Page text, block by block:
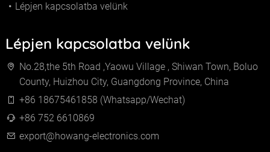
Lépjen kapcsolatba velünk
Lépjen kapcsolatba velünk
No.28,the 5th Road ,Yaowu Village , Shiwan Town, Boluo
County, Huizhou City, Guangdong Province, China
+86 18675461858 (Whatsapp/Wechat)
+86 752 6610869
export@howang-electronics.com